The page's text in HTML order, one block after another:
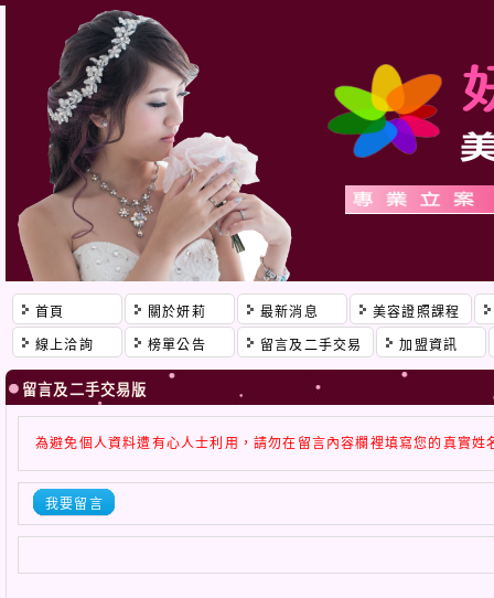
首頁 關於妍莉 最新消息 美容證照課程
線上洽詢 榜單公告 留言及二手交易 加盟資訊
留言及二手交易版
為避免個人資料遭有心人士利用，請勿在留言內容欄裡填寫您的真實
我要留言